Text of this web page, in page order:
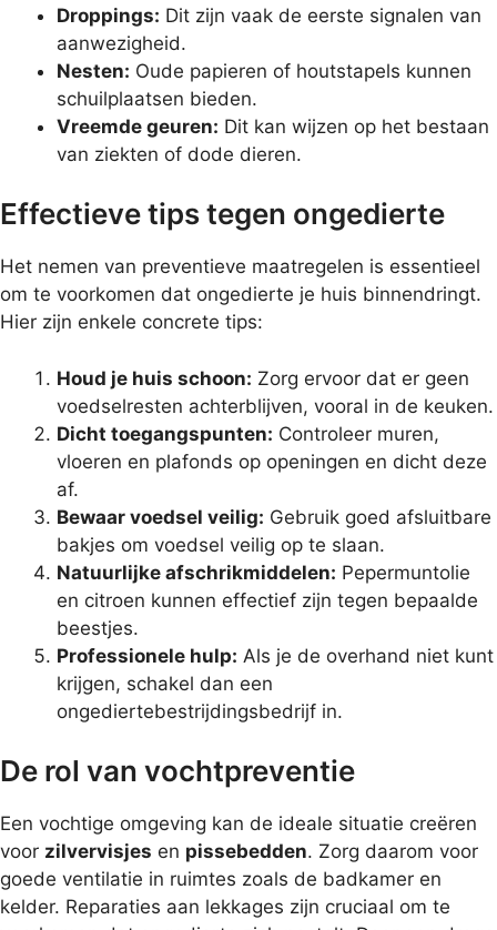
Droppings: Dit zijn vaak de eerste signalen van
aanwezigheid.
Nesten: Oude papieren of houtstapels kunnen
schuilplaatsen bieden.
Vreemde geuren: Dit kan wijzen op het bestaan
van ziekten of dode dieren.
Effectieve tips tegen ongedierte
Het nemen van preventieve maatregelen is essentieel
om te voorkomen dat ongedierte je huis binnendringt.
Hier zijn enkele concrete tips:
Houd je huis schoon: Zorg ervoor dat er geen
voedselresten achterblijven, vooral in de keuken.
Dicht toegangspunten: Controleer muren,
vloeren en plafonds op openingen en dicht deze
af.
Bewaar voedsel veilig: Gebruik goed afsluitbare
bakjes om voedsel veilig op te slaan.
Natuurlijke afschrikmiddelen: Pepermuntolie
en citroen kunnen effectief zijn tegen bepaalde
beestjes.
Professionele hulp: Als je de overhand niet kunt
krijgen, schakel dan een
ongediertebestrijdingsbedrijf in.
De rol van vochtpreventie
Een vochtige omgeving kan de ideale situatie creëren
voor zilvervisjes en pissebedden. Zorg daarom voor
goede ventilatie in ruimtes zoals de badkamer en
kelder. Reparaties aan lekkages zijn cruciaal om te